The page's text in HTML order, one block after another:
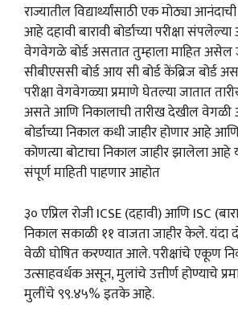
राज्यातील विद्यार्थ्यांसाठी एक मोठ्या
आहे दहावी बारावी बोर्डाच्या परीक्षा
वेगवेगळे बोर्ड असतात तुम्हाला माहित असेल
सीबीएससी बोर्ड आय सी बोर्ड केंब्रिज बोर्ड
परीक्षा वेगवेगळ्या प्रमाणे घेतल्या जातात
असते आणि निकालाची तारीख देखील वेगळी
बोर्डाच्या निकाल कधी जाहीर होणार आहे
कोणत्या बोटाचा निकाल जाहीर झालेला
संपूर्ण माहिती पाहणार आहोत
३० एप्रिल रोजी ICSE (दहावी) आणि ISC
निकाल सकाळी ११ वाजता जाहीर केले. यंदा
वेळी घोषित करण्यात आले. परीक्षांचे एकूण
उत्साहवर्धक असून, मुलांचे उत्तीर्ण होण्याचे
मुलींचे ९९.४५% इतके आहे.